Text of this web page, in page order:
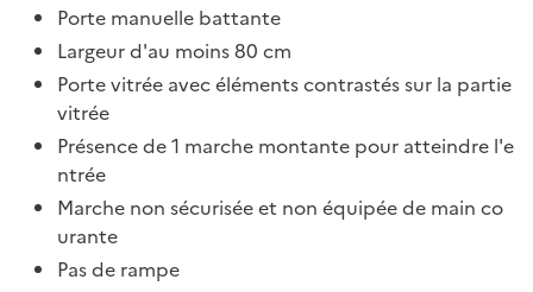
Porte manuelle battante
Largeur d'au moins 80 cm
Porte vitrée avec éléments contrastés sur la partie
vitrée
Présence de 1 marche montante pour atteindre l'e
ntrée
Marche non sécurisée et non équipée de main co
urante
Pas de rampe